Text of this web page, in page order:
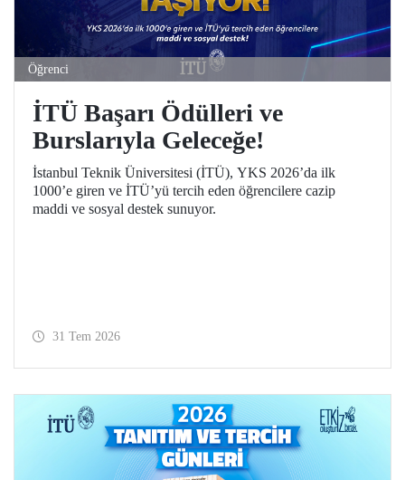
Öğrenci
İTÜ Başarı Ödülleri ve
Burslarıyla Geleceğe!
İstanbul Teknik Üniversitesi (İTÜ), YKS 2026’da ilk
1000’e giren ve İTÜ’yü tercih eden öğrencilere cazip
maddi ve sosyal destek sunuyor.
31 Tem 2026